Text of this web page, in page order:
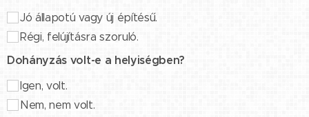
Jó állapotú vagy új építésű.
Régi, felújításra szoruló.
Dohányzás volt-e a helyiségben?
Igen, volt.
Nem, nem volt.